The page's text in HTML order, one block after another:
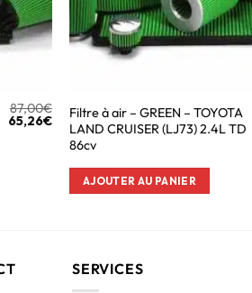
87,00€
65,26€
Filtre à air – GREEN – TOYOTA
LAND CRUISER (LJ73) 2.4L TD
86cv
AJOUTER AU PANIER
SERVICES